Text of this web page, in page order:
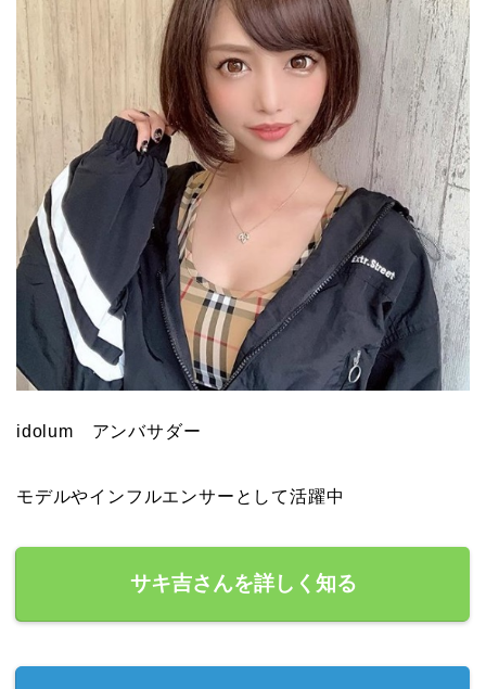
idolum アンバサダー
モデルやインフルエンサーとして活躍中
サキ吉さんを詳しく知る